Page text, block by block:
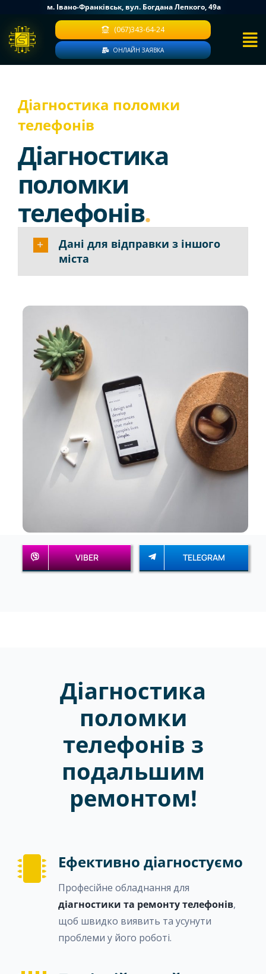
content
м. Івано-Франківськ, вул. Богдана Лепкого, 49a
(067)343-64-24
ОНЛАЙН ЗАЯВКА
Діагностика поломки
телефонів
Діагностика
поломки
телефонів.
Дані для відправки з іншого
міста
VIBER TELEGRAM
Діагностика
поломки
телефонів з
подальшим
ремонтом!
Ефективно діагностуємо
Професійне обладнання для
діагностики та ремонту телефонів,
щоб швидко виявить та усунути
проблеми у його роботі.